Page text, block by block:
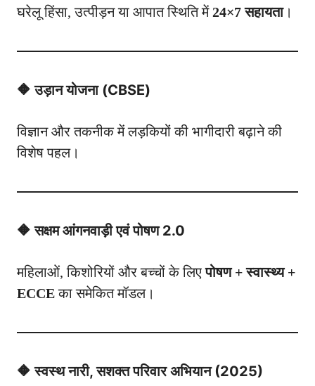
घरेलू हिंसा, उत्पीड़न या आपात स्थिति में24×7 सहायता।
🔶 उड़ान योजना (CBSE)
विज्ञान और तकनीक में लड़कियों की भागीदारी बढ़ाने की
विशेष पहल।
🔶 सक्षम आंगनवाड़ी एवं पोषण 2.0
महिलाओं, किशोरियों और बच्चों के लिएपोषण + स्वास्थ्य +
ECCEका समेकित मॉडल।
🔶 स्वस्थ नारी, सशक्त परिवार अभियान (2025)